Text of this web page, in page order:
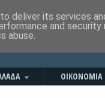
ΟΙΚΟΝΟΜΙΑ
deliver its services
and
abuse.